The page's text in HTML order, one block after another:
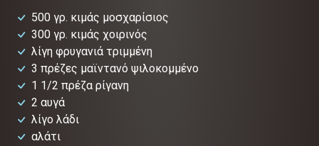
500 γρ. κιμάς μοσχαρίσιος
300 γρ. κιμάς χοιρινός
λίγη φρυγανιά τριμμένη
3 πρέζες μαϊντανό ψιλοκομμένο
1 1/2 πρέζα ρίγανη
2 αυγά
λίγο λάδι
αλάτι